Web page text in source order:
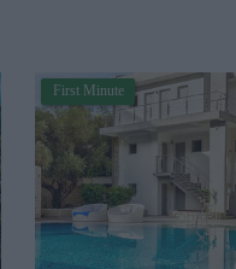
First Minute